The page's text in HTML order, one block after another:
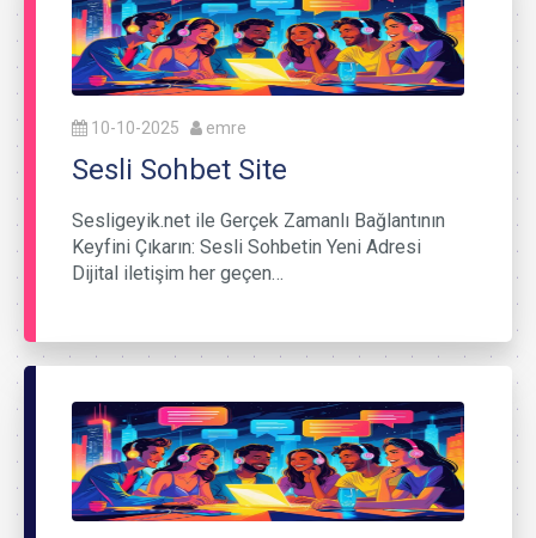
10-10-2025 emre
Sesli Sohbet Site
Sesligeyik.net ile Gerçek Zamanlı Bağlantının
Keyfini Çıkarın: Sesli Sohbetin Yeni Adresi
Dijital iletişim her geçen…